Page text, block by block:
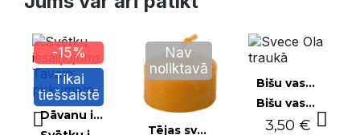
Ātrais skats
-15%
Tikai
tiešsaistē
Dāvanu iesaiņojumi
Ātrais skats
Nav
noliktavā
Tējas sveces un peldošās sveces
Ātrais skatsBišu vaska sveces
Bišu vaska svece Ola traukā
3,50 €